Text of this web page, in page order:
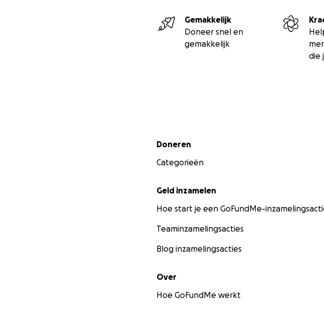
Gemakkelijk
Doneer snel en
gemakkelijk
die
Secundair menu
Doneren
Categorieën
Geld inzamelen
Hoe start je een GoFundMe-
Teaminzamelingsacties
Blog inzamelingsacties
Over
Hoe GoFundMe werkt